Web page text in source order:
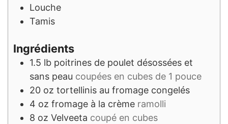
Louche
Tamis
Ingrédients
1.5 lb poitrines de poulet désossées et
sans peau coupées en cubes de 1 pouce
20 oz tortellinis au fromage congelés
4 oz fromage à la crème ramolli
8 oz Velveeta coupé en cubes